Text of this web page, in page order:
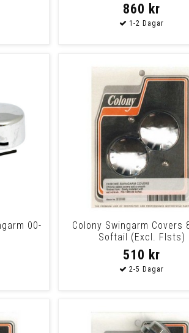
860 kr
00-
Colony Swingarm Covers
Softail (Excl. Flsts)
510 kr